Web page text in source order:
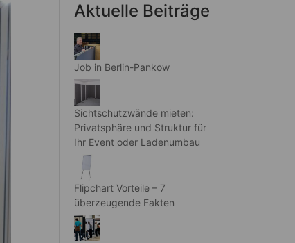
Aktuelle Beiträge
Job in Berlin-Pankow
Sichtschutzwände mieten:
Privatsphäre und Struktur für
Ihr Event oder Ladenumbau
Flipchart Vorteile – 7
überzeugende Fakten